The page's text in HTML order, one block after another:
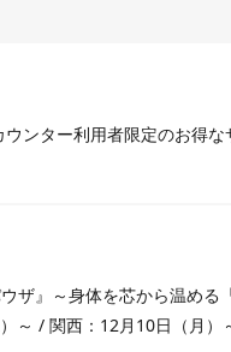
ンター利用者限定のお得
ザ』～身体を芯から温め
～ / 関西：12月10日（月）